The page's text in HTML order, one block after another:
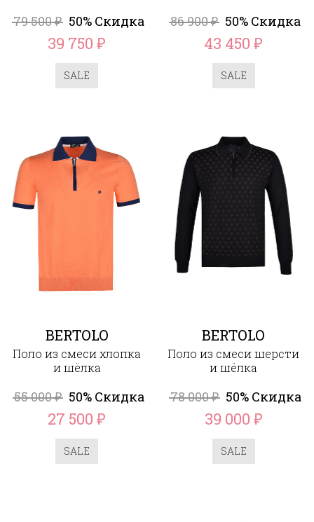
79 500₽ 50% Скидка
39 750₽
SALE
86 900₽ 50% Скидка
43 450₽
SALE
BERTOLO
Поло из смеси хлопка
и шёлка
55 000₽ 50% Скидка
27 500₽
SALE
BERTOLO
Поло из смеси шерсти
и шёлка
78 000₽ 50% Скидка
39 000 ₽
SALE